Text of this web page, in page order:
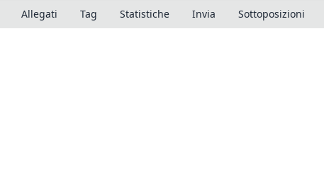
Allegati Tag Statistiche Invia Sottoposizioni